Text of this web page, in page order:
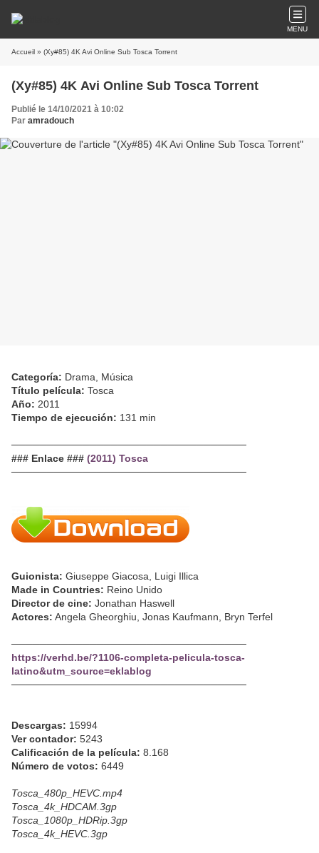
MENU
Accueil » (Xy#85) 4K Avi Online Sub Tosca Torrent
(Xy#85) 4K Avi Online Sub Tosca Torrent
Publié le 14/10/2021 à 10:02
Par amradouch
Categoría: Drama, Música
Título película: Tosca
Año: 2011
Tiempo de ejecución: 131 min
─────────────────────────────────
### Enlace ### (2011) Tosca
─────────────────────────────────
Guionista: Giuseppe Giacosa, Luigi Illica
Made in Countries: Reino Unido
Director de cine: Jonathan Haswell
Actores: Angela Gheorghiu, Jonas Kaufmann, Bryn Terfel
─────────────────────────────────
https://verhd.be/?1106-completa-pelicula-tosca-
latino&utm_source=eklablog
─────────────────────────────────
Descargas: 15994
Ver contador: 5243
Calificación de la película: 8.168
Número de votos: 6449
Tosca_480p_HEVC.mp4
Tosca_4k_HDCAM.3gp
Tosca_1080p_HDRip.3gp
Tosca_4k_HEVC.3gp